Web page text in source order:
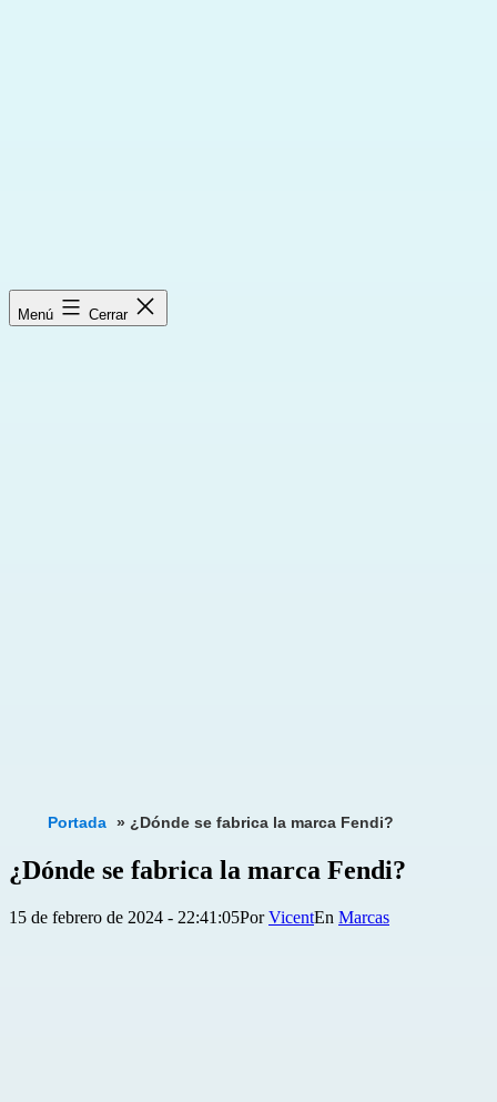
Menú Cerrar
Portada » ¿Dónde se fabrica la marca Fendi?
¿Dónde se fabrica la marca Fendi?
Publicada
15 de febrero de 2024 - 22:41:05PorVicent
Categorizado
Marcas